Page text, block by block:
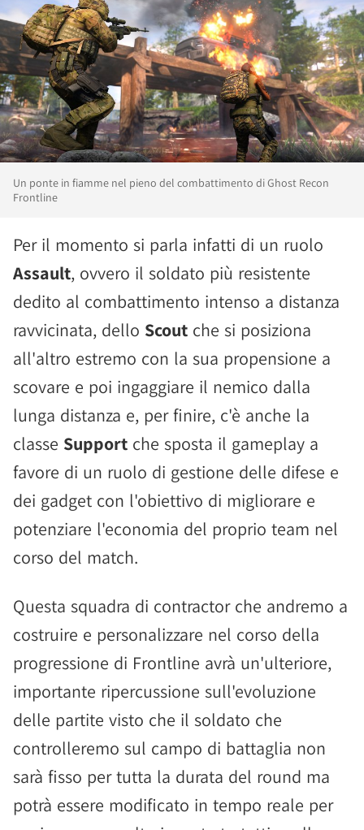
Un ponte in fiamme nel pieno del combattimento di Ghost Recon
Frontline
Per il momento si parla infatti di un ruolo
Assault, ovvero il soldato più resistente
dedito al combattimento intenso a distanza
ravvicinata, dello Scout che si posiziona
all'altro estremo con la sua propensione a
scovare e poi ingaggiare il nemico dalla
lunga distanza e, per finire, c'è anche la
classe Support che sposta il gameplay a
favore di un ruolo di gestione delle difese e
dei gadget con l'obiettivo di migliorare e
potenziare l'economia del proprio team nel
corso del match.
Questa squadra di contractor che andremo a
costruire e personalizzare nel corso della
progressione di Frontline avrà un'ulteriore,
importante ripercussione sull'evoluzione
delle partite visto che il soldato che
controlleremo sul campo di battaglia non
sarà fisso per tutta la durata del round ma
potrà essere modificato in tempo reale per